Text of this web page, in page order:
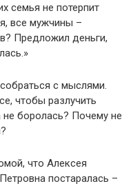
семья не потерпит
все мужчины –
Предложил деньги,
с мыслями.
чтобы разлучить
боролась? Почему не
что Алексея
постаралась –